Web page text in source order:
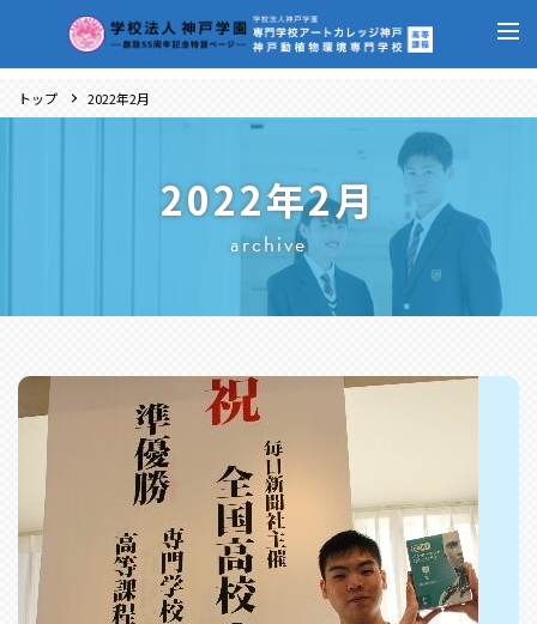
トップ 2022年2月
2022年2月
archive